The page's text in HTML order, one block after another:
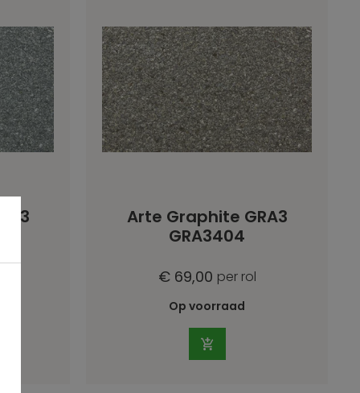
Arte Graphite GRA3
GRA3404
€ 69,00 per rol
Op voorraad